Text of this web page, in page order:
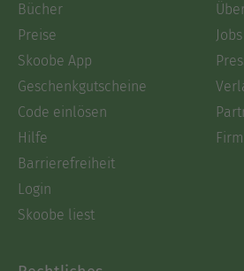
Bücher
Preise
Skoobe App
Geschenkgutscheine
Code einlösen
Hilfe
Barrierefreiheit
Login
Skoobe liest
Jobs